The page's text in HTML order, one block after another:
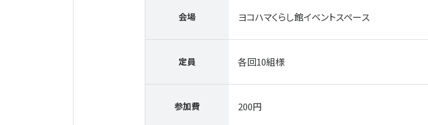
会場 ヨコハマくらし館イベントスペース
定員 各回10組様
参加費 200円